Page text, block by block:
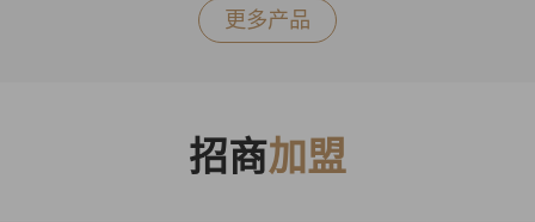
更多产品
招商加盟